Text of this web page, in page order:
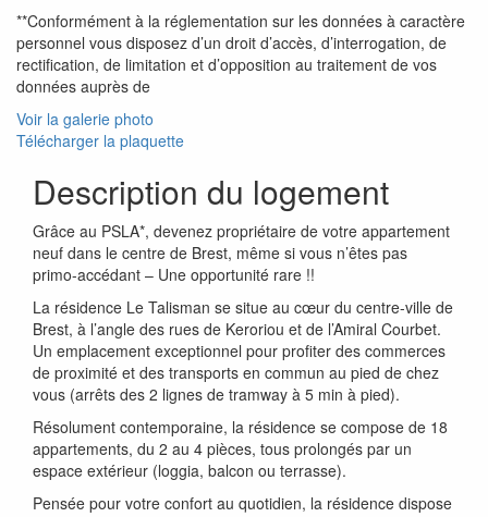
**Conformément à la réglementation sur les données à caractère
personnel vous disposez d’un droit d’accès, d’interrogation, de
rectification, de limitation et d’opposition au traitement de vos
données auprès de
Voir la galerie photo
Télécharger la plaquette
Description du logement
Grâce au PSLA*, devenez propriétaire de votre appartement
neuf dans le centre de Brest, même si vous n’êtes pas
primo-accédant – Une opportunité rare !!
La résidence Le Talisman se situe au cœur du centre-ville de
Brest, à l’angle des rues de Keroriou et de l’Amiral Courbet.
Un emplacement exceptionnel pour profiter des commerces
de proximité et des transports en commun au pied de chez
vous (arrêts des 2 lignes de tramway à 5 min à pied).
Résolument contemporaine, la résidence se compose de 18
appartements, du 2 au 4 pièces, tous prolongés par un
espace extérieur (loggia, balcon ou terrasse).
Pensée pour votre confort au quotidien, la résidence dispose